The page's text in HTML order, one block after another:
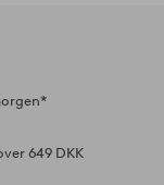
649 DKK